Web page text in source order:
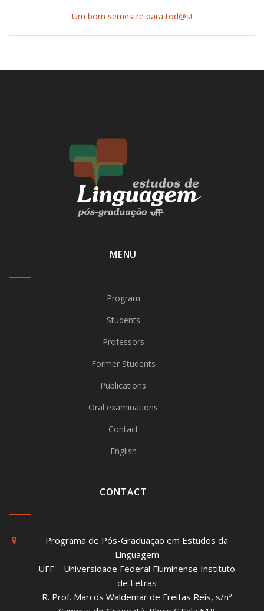
Um bom semestre para tod@s!
MENU
Program
Students
Professors
Former Students
Publications
Oral examinations
Contact
English
CONTACT
Programa de Pós-Graduação em Estudos da
Linguagem
UFF – Universidade Federal Fluminense Instituto
de Letras
R. Prof. Marcos Waldemar de Freitas Reis, s/nº